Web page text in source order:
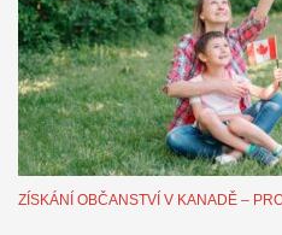
ZÍSKÁNÍ OBČANSTVÍ V KANADĚ –